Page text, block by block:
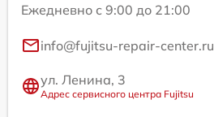
Ежедневно с 9:00 до 21:00
info@fujitsu-repair-center.ru
ул. Ленина, 3
Адрес сервисного центра Fujitsu